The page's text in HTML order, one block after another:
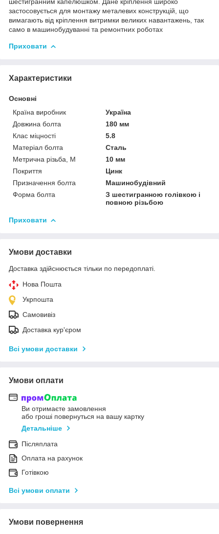
застосовується для монтажу металевих конструкцій, що
вимагають від кріплення витримки великих навантажень, так
само в машинобудуванні та ремонтних роботах
Приховати
Характеристики
Основні
Країна виробник
Україна
Довжина болта
180 мм
Клас міцності
5.8
Матеріал болта
Сталь
Метрична різьба, М
10 мм
Покриття
Цинк
Призначення болта
Машинобудівний
Форма болта
З шестигранною голівкою і
повною різьбою
Приховати
Умови доставки
Доставка здійснюється тільки по передоплаті.
Нова Пошта
Укрпошта
Самовивіз
Доставка кур'єром
Всі умови доставки
Умови оплати
Ви отримаєте замовлення
або гроші повернуться на вашу картку
Детальніше
Післяплата
Оплата на рахунок
Готівкою
Всі умови оплати
Умови повернення